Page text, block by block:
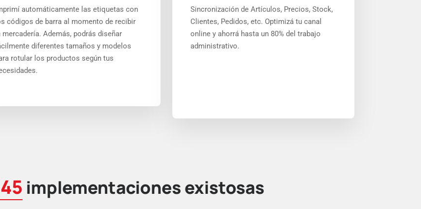
automáticamente las etiquetas con
códigos de barra al momento de recibir
mercadería. Además, podrás diseñar
diferentes tamaños y modelos
rotular los productos según tus
Sincronización de Artículos, Precios, Stock,
Clientes, Pedidos, etc. Optimizá tu canal
online y ahorrá hasta un 80% del trabajo
administrativo.
implementaciones existosas